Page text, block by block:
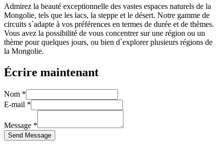
Admirez la beauté exceptionnelle des vastes espaces naturels de la
Mongolie, tels que les lacs, la steppe et le désert. Notre gamme de
circuits s`adapte à vos préférences en termes de durée et de thèmes.
Vous avez la possibilité de vous concentrer sur une région ou un
thème pour quelques jours, ou bien d`explorer plusieurs régions de
la Mongolie.
Écrire maintenant
Nom *
E-mail *
Message *